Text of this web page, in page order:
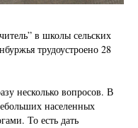
в школы сельских
трудоустроено 28
несколько вопросов. В
населенных
То есть дать